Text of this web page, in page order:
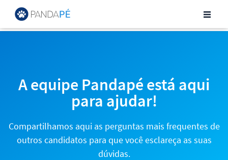
Central de Ajuda para
A equipe Pandapé está aqui
para ajudar!
Compartilhamos aqui as perguntas mais frequentes de
outros candidatos para que você esclareça as suas
dúvidas.